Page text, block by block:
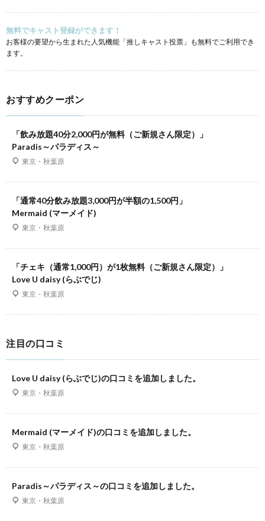
無料でキャスト登録ができます！
お客様の要望から生まれた人気機能「推しキャスト投票」も無料でご利用でき
ます。
おすすめクーポン
「飲み放題40分2,000円が無料（ご新規さん限定）」
Paradis～パラディス～
東京・秋葉原
「通常40分飲み放題3,000円が半額の1,500円」
Mermaid (マーメイド)
東京・秋葉原
「チェキ（通常1,000円）が1枚無料（ご新規さん限定）」
Love U daisy (らぶでじ)
東京・秋葉原
注目の口コミ
Love U daisy (らぶでじ)の口コミを追加しました。
東京・秋葉原
Mermaid (マーメイド)の口コミを追加しました。
東京・秋葉原
Paradis～パラディス～の口コミを追加しました。
東京・秋葉原